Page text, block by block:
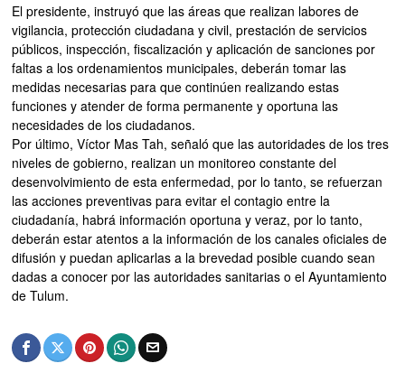
El presidente, instruyó que las áreas que realizan labores de
vigilancia, protección ciudadana y civil, prestación de servicios
públicos, inspección, fiscalización y aplicación de sanciones por
faltas a los ordenamientos municipales, deberán tomar las
medidas necesarias para que continúen realizando estas
funciones y atender de forma permanente y oportuna las
necesidades de los ciudadanos.
Por último, Víctor Mas Tah, señaló que las autoridades de los tres
niveles de gobierno, realizan un monitoreo constante del
desenvolvimiento de esta enfermedad, por lo tanto, se refuerzan
las acciones preventivas para evitar el contagio entre la
ciudadanía, habrá información oportuna y veraz, por lo tanto,
deberán estar atentos a la información de los canales oficiales de
difusión y puedan aplicarlas a la brevedad posible cuando sean
dadas a conocer por las autoridades sanitarias o el Ayuntamiento
de Tulum.